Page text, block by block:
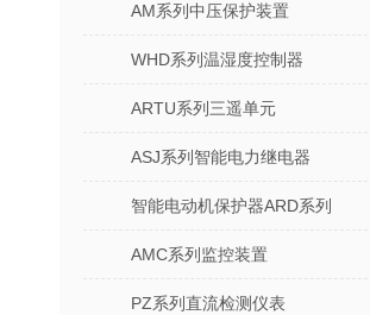
AM系列中压保护装置
WHD系列温湿度控制器
ARTU系列三遥单元
ASJ系列智能电力继电器
智能电动机保护器ARD系列
AMC系列监控装置
PZ系列直流检测仪表